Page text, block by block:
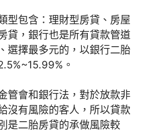
型包含：理財型房貸、房屋
貸，銀行也是所有貸款管道
選擇最多元的，以銀行二胎
。
管會和銀行法，對於放款非
沒有風險的客人，所以貸款
是二胎房貸的承做風險較